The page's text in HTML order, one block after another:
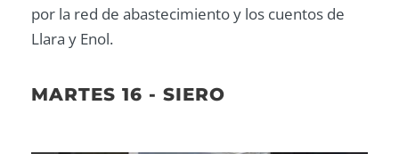
por la red de abastecimiento y los cuentos de
Llara y Enol.
MARTES 16 - SIERO